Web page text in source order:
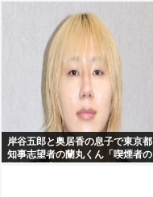
かったから」
岸谷五郎と奥居香の息子で東京都
知事志望者の蘭丸くん「喫煙者の